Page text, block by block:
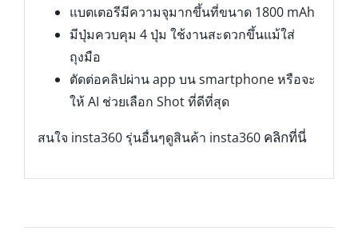
แบตเตอรีมีความจุมากขึ้นที่ขนาด 1800 mAh
มีปุ่มควบคุม 4 ปุ่ม ใช้งานสะดวกขึ้นแม้ใส่
ถุงมือ
ตัดต่อคลิปผ่าน app บน smartphone หรือจะ
ให้ AI ช่วยเลือก Shot ที่ดีที่สุด
สนใจ insta360 รุ่นอื่นๆดูสินค้า insta360 คลิกที่นี่